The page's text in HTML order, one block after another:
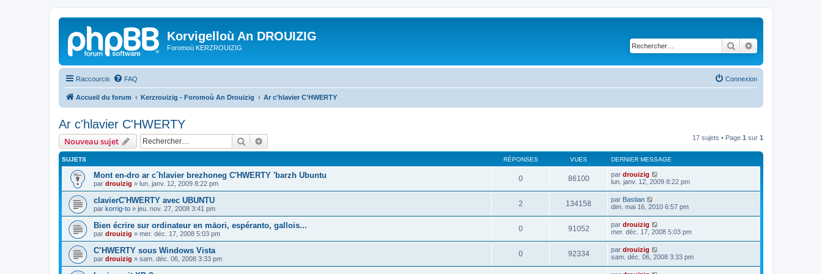
Korvigelloù An DROUIZIG
Foromoù KERZROUIZIG Rechercher
Raccourcis FAQ Connexion
Accueil du forum Kerzrouizig - Foromoù An Drouizig Ar c'hlavier C'HWERTY
Ar c'hlavier C'HWERTY
Nouveau sujet Rechercher 17 sujets • Page 1 sur 1
SUJETS RÉPONSES VUES DERNIER MESSAGE
Mont en-dro ar c´hlavier brezhoneg C'HWERTY 'barzh Ubuntu
par drouizig » lun. janv. 12, 2009 8:22 pm
0 86100 par drouizig
lun. janv. 12, 2009 8:22 pm
clavierC'HWERTY avec UBUNTU
par korrig-to » jeu. nov. 27, 2008 3:41 pm
2 134158 par Bastian
dim. mai 16, 2010 6:57 pm
Bien écrire sur ordinateur en māori, espéranto, gallois...
par drouizig » mer. déc. 17, 2008 5:03 pm
0 91052 par drouizig
mer. déc. 17, 2008 5:03 pm
C’HWERTY sous Windows Vista
par drouizig » sam. déc. 06, 2008 3:33 pm
0 92334 par drouizig
sam. déc. 06, 2008 3:33 pm